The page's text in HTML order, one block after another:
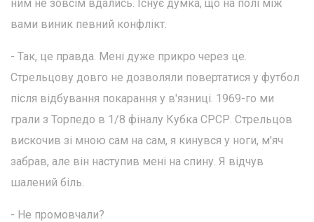
ним не зовсім вдались. Існує думка, що на полі між
вами виник певний конфлікт.
- Так, це правда. Мені дуже прикро через це.
Стрельцову довго не дозволяли повертатися у футбол
після відбування покарання у в'язниці. 1969-го ми
грали з Торпедо в 1/8 фіналу Кубка СРСР. Стрельцов
вискочив зі мною сам на сам, я кинувся у ноги, м'яч
забрав, але він наступив мені на спину. Я відчув
шалений біль.
- Не промовчали?